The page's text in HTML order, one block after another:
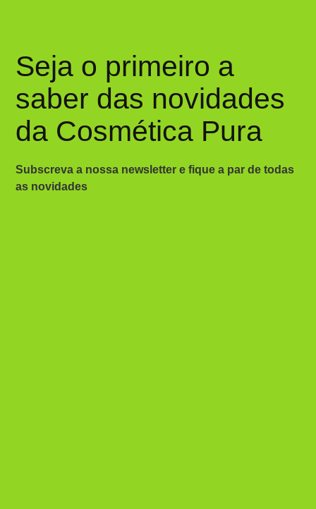
Seja o primeiro a
saber das novidades
da Cosmética Pura
Subscreva a nossa newsletter e fique a par de todas
as novidades